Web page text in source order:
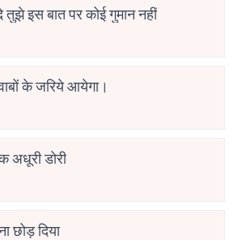
तुझे इस बात पर कोई गुमान नहीं
के जरिये आयेगा।
अधूरी डोरी
छोड़ दिया